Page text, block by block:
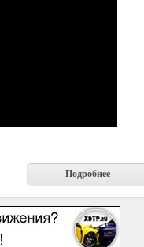
Подробнее